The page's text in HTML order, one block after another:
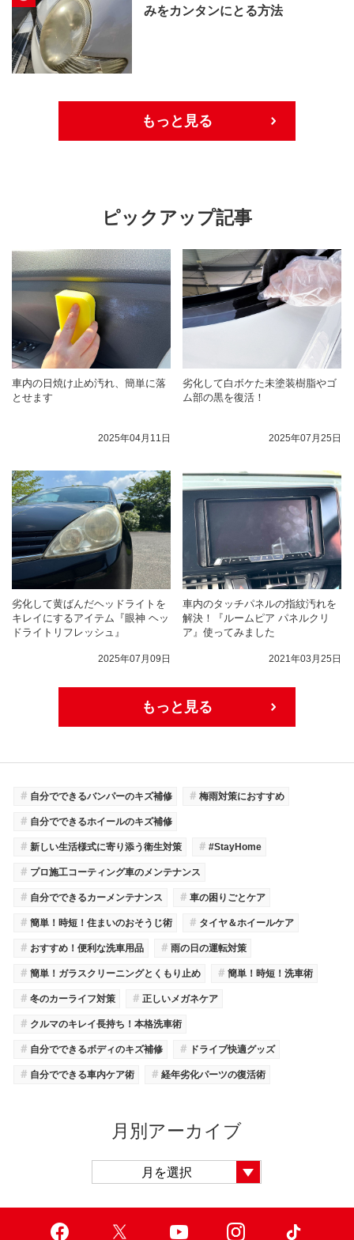
みをカンタンにとる方法
もっと見る
ピックアップ記事
車内の日焼け止め汚れ、簡単に落
とせます
2025年04月11日
劣化して白ボケた未塗装樹脂やゴ
ム部の黒を復活！
2025年07月25日
劣化して黄ばんだヘッドライトを
キレイにするアイテム『眼神 ヘッ
ドライトリフレッシュ』
2025年07月09日
車内のタッチパネルの指紋汚れを
解決！『ルームピア パネルクリ
ア』使ってみました
2021年03月25日
もっと見る
＃ 自分でできるバンパーのキズ補修 ＃ 梅雨対策におすすめ
＃ 自分でできるホイールのキズ補修
＃ 新しい生活様式に寄り添う衛生対策 ＃ #StayHome
＃ プロ施工コーティング車のメンテナンス
＃ 自分でできるカーメンテナンス ＃ 車の困りごとケア
＃ 簡単！時短！住まいのおそうじ術 ＃ タイヤ＆ホイールケア
＃ おすすめ！便利な洗車用品 ＃ 雨の日の運転対策
＃ 簡単！ガラスクリーニングとくもり止め ＃ 簡単！時短！洗車術
＃ 冬のカーライフ対策 ＃ 正しいメガネケア
＃ クルマのキレイ長持ち！本格洗車術
＃ 自分でできるボディのキズ補修 ＃ ドライブ快適グッズ
＃ 自分でできる車内ケア術 ＃ 経年劣化パーツの復活術
月別アーカイブ